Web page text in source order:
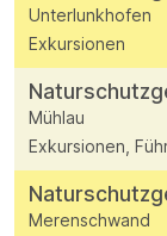
Unterlunkhofen
Exkursionen
Mühlau
Exkursionen,
Merenschwand